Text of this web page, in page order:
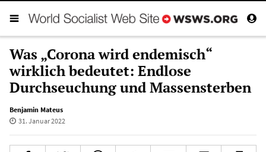
Was „Corona wird endemisch“
wirklich bedeutet: Endlose
Durchseuchung und Massensterben
Benjamin Mateus
31. Januar 2022